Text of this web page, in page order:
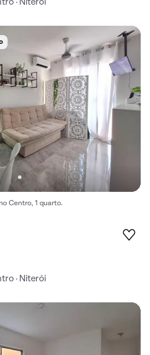
· Niterói
Centro, 1 quarto.
· Niterói